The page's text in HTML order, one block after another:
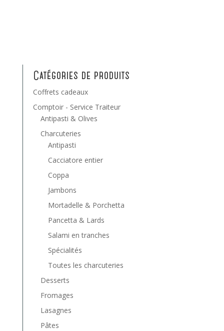
Catégories de produits
Coffrets cadeaux
Comptoir - Service Traiteur
Antipasti & Olives
Charcuteries
Antipasti
Cacciatore entier
Coppa
Jambons
Mortadelle & Porchetta
Pancetta & Lards
Salami en tranches
Spécialités
Toutes les charcuteries
Desserts
Fromages
Lasagnes
Pâtes